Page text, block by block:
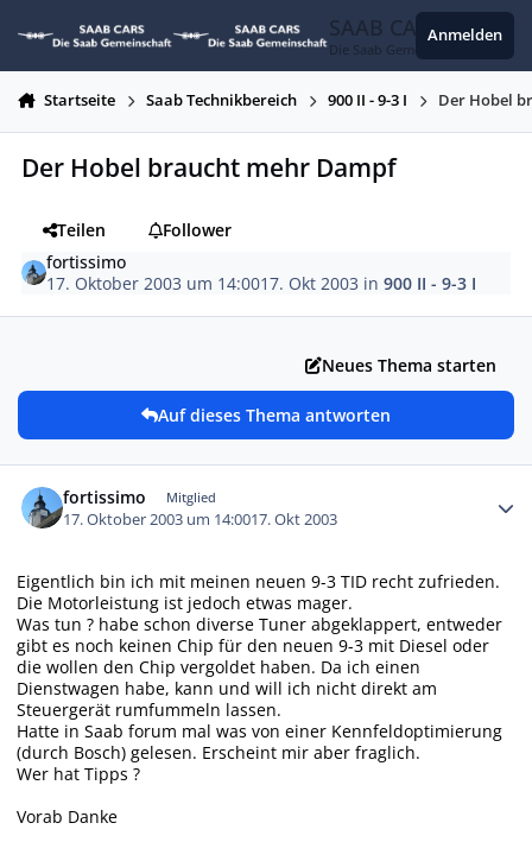
SAAB CARS
Die Saab Gemeinschaft
Anmelden
Startseite Saab Technikbereich 900 II - 9-3 I Der Hobel
Der Hobel braucht mehr Dampf
Teilen
Follower
fortissimo
17. Oktober 2003 um 14:0017. Okt 2003 in900 II - 9-3 I
Neues Thema starten
Auf dieses Thema antworten
fortissimo Mitglied
17. Oktober 2003 um 14:0017. Okt 2003
Eigentlich bin ich mit meinen neuen 9-3 TID recht zufrieden.
Die Motorleistung ist jedoch etwas mager.
Was tun ? habe schon diverse Tuner abgeklappert, entweder
gibt es noch keinen Chip für den neuen 9-3 mit Diesel oder
die wollen den Chip vergoldet haben. Da ich einen
Dienstwagen habe, kann und will ich nicht direkt am
Steuergerät rumfummeln lassen.
Hatte in Saab forum mal was von einer Kennfeldoptimierung
(durch Bosch) gelesen. Erscheint mir aber fraglich.
Wer hat Tipps ?
Vorab Danke